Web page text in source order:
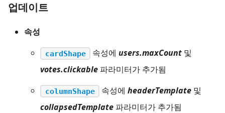
업데이트
속성
cardShape 속성에users.maxCount 및
votes.clickable 파라미터가 추가됨
columnShape 속성에headerTemplate 및
collapsedTemplate 파라미터가 추가됨